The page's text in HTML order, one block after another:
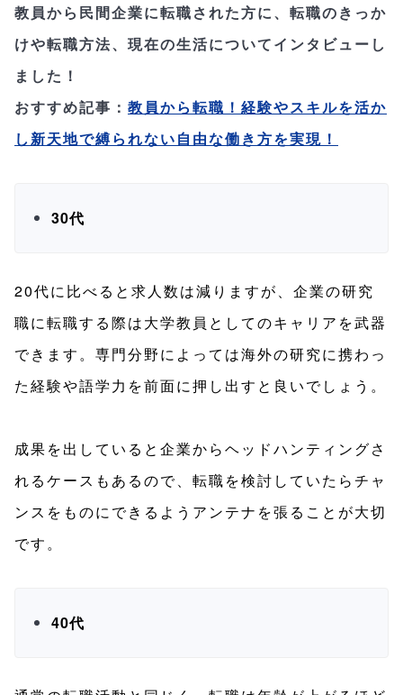
教員から民間企業に転職された方に、転職のきっか
けや転職方法、現在の生活についてインタビューし
ました！
おすすめ記事： 教員から転職！経験やスキルを活か
し新天地で縛られない自由な働き方を実現！
30代
20代に比べると求人数は減りますが、企業の研究
職に転職する際は大学教員としてのキャリアを武器
できます。専門分野によっては海外の研究に携わっ
た経験や語学力を前面に押し出すと良いでしょう。
成果を出していると企業からヘッドハンティングさ
れるケースもあるので、転職を検討していたらチャ
ンスをものにできるようアンテナを張ることが大切
です。
40代